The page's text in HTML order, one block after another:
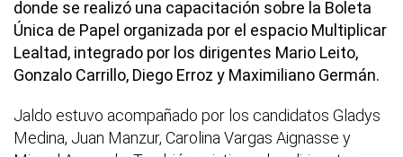
donde se realizó una capacitación sobre la Boleta
Única de Papel organizada por el espacio Multiplicar
Lealtad, integrado por los dirigentes Mario Leito,
Gonzalo Carrillo, Diego Erroz y Maximiliano Germán.
Jaldo estuvo acompañado por los candidatos Gladys
Medina, Juan Manzur, Carolina Vargas Aignasse y